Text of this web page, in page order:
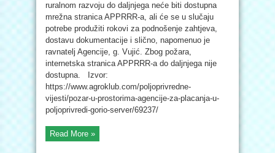
ruralnom razvoju do daljnjega neće biti dostupna
mrežna stranica APPRRR-a, ali će se u slučaju
potrebe produžiti rokovi za podnošenje zahtjeva,
dostavu dokumentacije i slično, napomenuo je
ravnatelj Agencije, g. Vujić. Zbog požara,
internetska stranica APPRRR-a do daljnjega nije
dostupna. Izvor:
https://www.agroklub.com/poljoprivredne-
vijesti/pozar-u-prostorima-agencije-za-placanja-u-
poljoprivredi-gorio-server/69237/
Read More »